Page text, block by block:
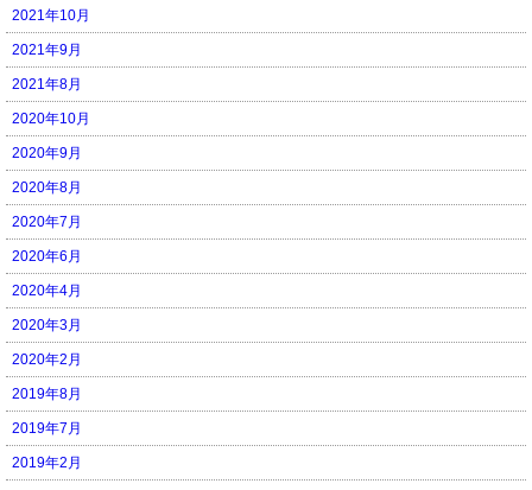
2021年10月
2021年9月
2021年8月
2020年10月
2020年9月
2020年8月
2020年7月
2020年6月
2020年4月
2020年3月
2020年2月
2019年8月
2019年7月
2019年2月